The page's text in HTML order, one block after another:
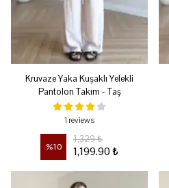
Kruvaze Yaka Kuşaklı Yelekli
Pantolon Takım - Taş
1 reviews
%10
1,329 ₺
1,199.90 ₺